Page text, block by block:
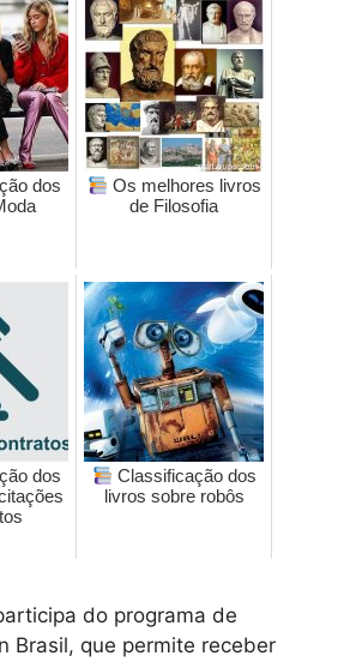
dos
Os melhores livros
de Filosofia
dos
Classificação dos
livros sobre robôs
do programa de
Brasil, que permite receber